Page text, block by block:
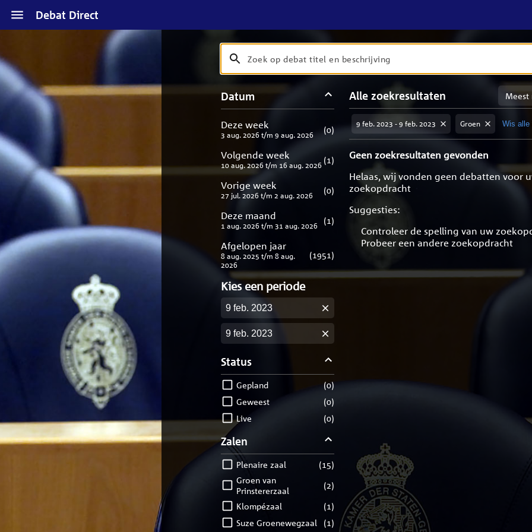
hoofdinhoudDebat Direct
Zoeken
Zoek
op
debat
titel
en
beschrijving
zoekresultaten
Verfijn
uw
resultaten
Datum
Deze week
3 aug. 2026 t/m 9 aug. 2026
(0)
Volgende week
10 aug. 2026 t/m 16 aug. 2026
(1 )
Vorige week
27 jul. 2026 t/m 2 aug. 2026
(0)
Deze maand
1 aug. 2026 t/m 31 aug. 2026
(1 )
Afgelopen jaar
8 aug. 2025 t/m 8 aug.
2026
(1951 )
Kies een periode
Startdatum
Einddatum
Status
gepland (0)
geweest
(0)
live
(0)
Zalen
Plenaire zaal (15)
Groen van
Prinstererzaal
(2)
Klompézaal
(1 )
Suze Groenewegzaal
(1 )
Alle zoekresultaten
Sorteren
op
9 feb. 2023 - 9 feb. 2023 Groen Wis alle
Geen zoekresultaten gevonden
Helaas, wij vonden geen debatten voor
zoekopdracht
Suggesties:
Controleer de spelling van uw
Probeer een andere zoekopdracht